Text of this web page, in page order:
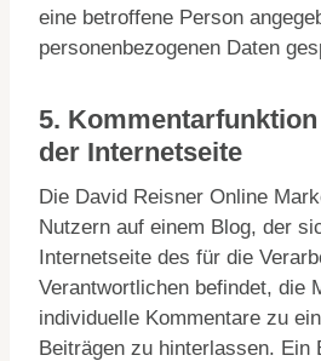
eine betroffene Person
personenbezogenen Daten
5.
der Internetseite
Die David Reisner Online
Nutzern auf einem Blog, der
Internetseite des für die
Verantwortlichen befindet, die
individuelle Kommentare zu
Beiträgen zu hinterlassen. Ein